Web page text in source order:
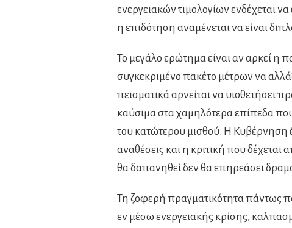
ενεργειακών τιμολογίων ενδέχεται να
η επιδότηση αναμένεται να είναι
Το μεγάλο ερώτημα είναι αν αρκεί
συγκεκριμένο πακέτο μέτρων να
πεισματικά αρνείται να
καύσιμα στα χαμηλότερα επίπεδα
του κατώτερου μισθού. Η Κυβέρνηση
αναθέσεις και η κριτική που δέχεται
θα δαπανηθεί δεν θα επηρεάσει
Τη ζοφερή πραγματικότητα πάντως
εν μέσω ενεργειακής κρίσης,